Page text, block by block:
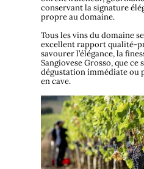
conservant la signature
propre au domaine.
Tous les vins du domaine
excellent rapport qualité-
savourer l’élégance, la
Sangiovese Grosso, que ce
dégustation immédiate ou
en cave.